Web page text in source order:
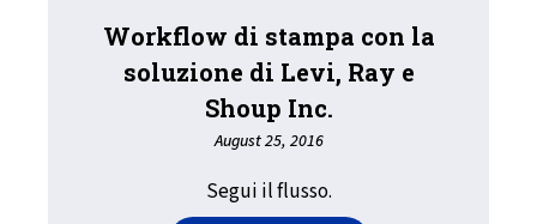
Workflow di stampa con la
soluzione di Levi, Ray e
Shoup Inc.
August 25, 2016
Segui il flusso.